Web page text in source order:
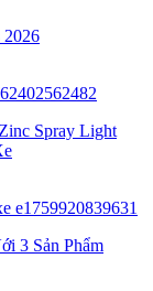
2026
Spray Light
3 Sản Phẩm